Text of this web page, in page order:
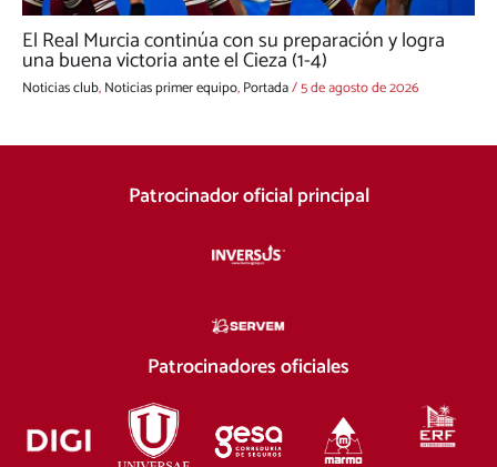
El Real Murcia continúa con su preparación y logra
una buena victoria ante el Cieza (1-4)
Noticias club,Noticias primer equipo,Portada/5 de agosto de 2026
Patrocinador oficial principal
Patrocinadores oficiales